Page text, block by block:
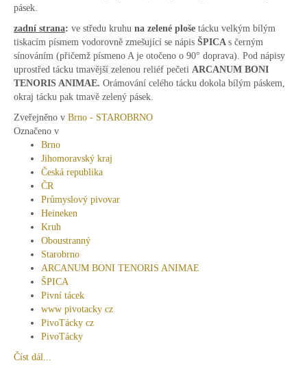
pásek.
zadní strana: ve středu kruhu na zelené ploše tácku velkým bílým
tiskacím písmem vodorovně zmešující se nápis ŠPICA s černým
sínováním (přičemž písmeno A je otočeno o 90° doprava). Pod nápisy
uprostřed tácku tmavější zelenou reliéf pečeti ARCANUM BONI
TENORIS ANIMAE. Orámování celého tácku dokola bílým páskem,
okraj tácku pak tmavě zelený pásek.
Zveřejněno v Brno - STAROBRNO
Označeno v
Brno
Jihomoravský kraj
Česká republika
ČR
Průmyslový pivovar
Heineken
Kruh
Oboustranný
Starobrno
ARCANUM BONI TENORIS ANIMAE
ŠPICA
Pivní tácek
www pivotacky cz
PivoTácky cz
PivoTácky
Číst dál...